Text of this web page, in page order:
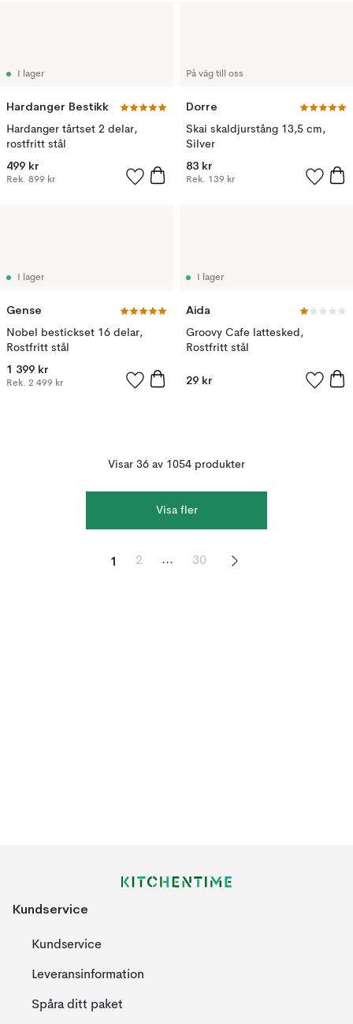
I lager
Hardanger Bestikk
Hardanger tårtset 2 delar,
rostfritt stål
499 kr
Rek. 899 kr
På väg till oss
Dorre
Skai skaldjurstång 13,5 cm,
Silver
83 kr
Rek. 139 kr
I lager
Gense
Nobel bestickset 16 delar,
Rostfritt stål
1 399 kr
Rek. 2 499 kr
I lager
Aida
Groovy Cafe lattesked,
Rostfritt stål
29 kr
Visar 36 av 1054 produkter
Visa fler
1 2 ... 30
Kundservice
Kundservice
Leveransinformation
Spåra ditt paket